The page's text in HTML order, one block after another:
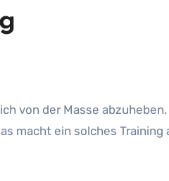
von der Masse abzuheben.
macht ein solches Training